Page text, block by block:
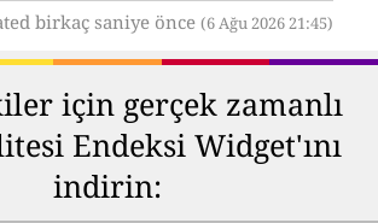
birkaç saniye önce (6 Ağu 2026 21:45)
için gerçek zamanlı
Endeksi Widget'ını
indirin: